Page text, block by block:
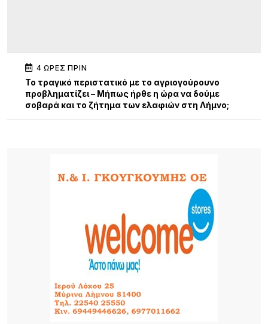
4 ΏΡΕΣ ΠΡΙΝ
Το τραγικό περιστατικό με το αγριογούρουνο
προβληματίζει – Μήπως ήρθε η ώρα να δούμε
σοβαρά και το ζήτημα των ελαφιών στη Λήμνο;
Ο Ηρακλής Ατσικής προσκαλεί σε μια μεγάλη
καλοκαιρινή χοροεσπερίδα στην καρδιά του
Για δεύτερη φορά φέτος ο Χρήστος Νέζος στη
Λήμνο – Οι φημισμένες «Μακαρόνες στς
Αγκαριώνες» ταξιδεύουν σε όλη την Ελλάδα